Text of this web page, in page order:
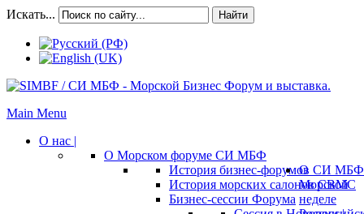
Искать... Найти
Main Menu
О нас |
О Морском форуме СИ МБФ
История бизнес-форумов СИ МБФ
История морских салонов СВМС
Бизнес-сессии Форума
О
Морской
неделе